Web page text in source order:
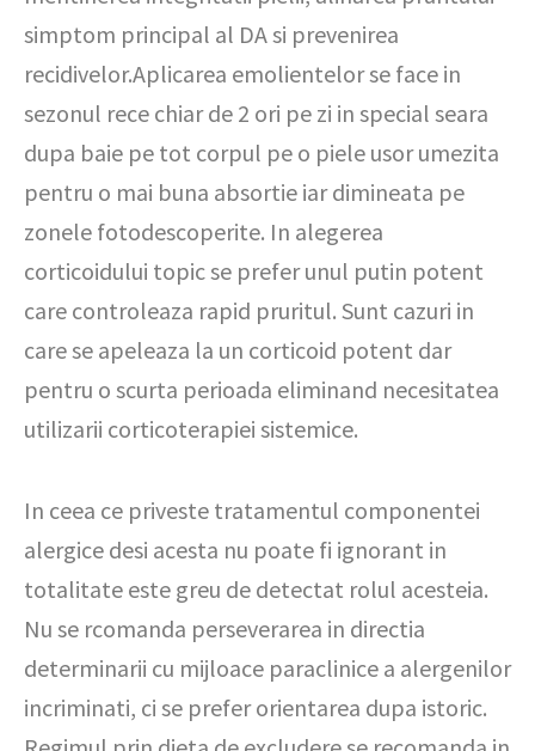
simptom principal al DA si prevenirea
recidivelor.Aplicarea emolientelor se face in
sezonul rece chiar de 2 ori pe zi in special seara
dupa baie pe tot corpul pe o piele usor umezita
pentru o mai buna absortie iar dimineata pe
zonele fotodescoperite. In alegerea
corticoidului topic se prefer unul putin potent
care controleaza rapid pruritul. Sunt cazuri in
care se apeleaza la un corticoid potent dar
pentru o scurta perioada eliminand necesitatea
utilizarii corticoterapiei sistemice.
In ceea ce priveste tratamentul componentei
alergice desi acesta nu poate fi ignorant in
totalitate este greu de detectat rolul acesteia.
Nu se rcomanda perseverarea in directia
determinarii cu mijloace paraclinice a alergenilor
incriminati, ci se prefer orientarea dupa istoric.